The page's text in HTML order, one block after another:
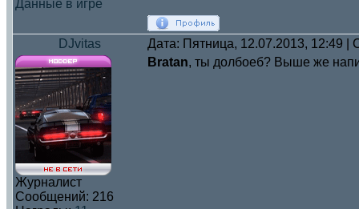
Данные в игре
DJvitas Дата: Пятница, 12.07.2013, 12:49
Журналист
Сообщений: 216
Bratan, ты долбоеб? Выше же